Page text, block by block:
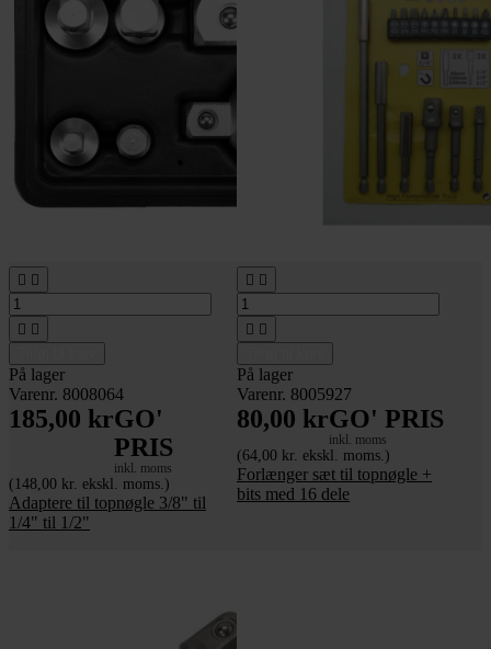
 
 
På lager
Varenr. 8008064
185,00 krGO'
PRIS
inkl. moms
(148,00 kr. ekskl. moms.)
Adaptere til topnøgle 3/8" til
1/4" til 1/2"
 
 
På lager
Varenr. 8005927
80,00 krGO' PRIS
inkl. moms
(64,00 kr. ekskl. moms.)
Forlænger sæt til topnøgle +
bits med 16 dele